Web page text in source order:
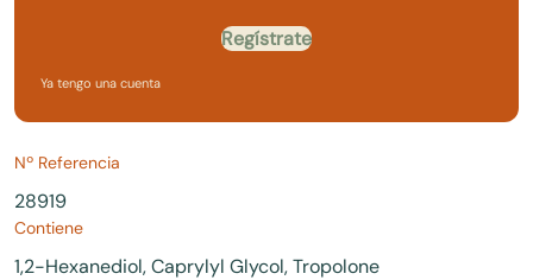
Regístrate
Ya tengo una cuenta
Nº Referencia
28919
Contiene
1,2-Hexanediol, Caprylyl Glycol, Tropolone